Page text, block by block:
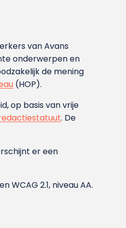
van Avans
onderwerpen en
de mening
(HOP).
op basis van vrije
. De
er een
2.1, niveau AA.